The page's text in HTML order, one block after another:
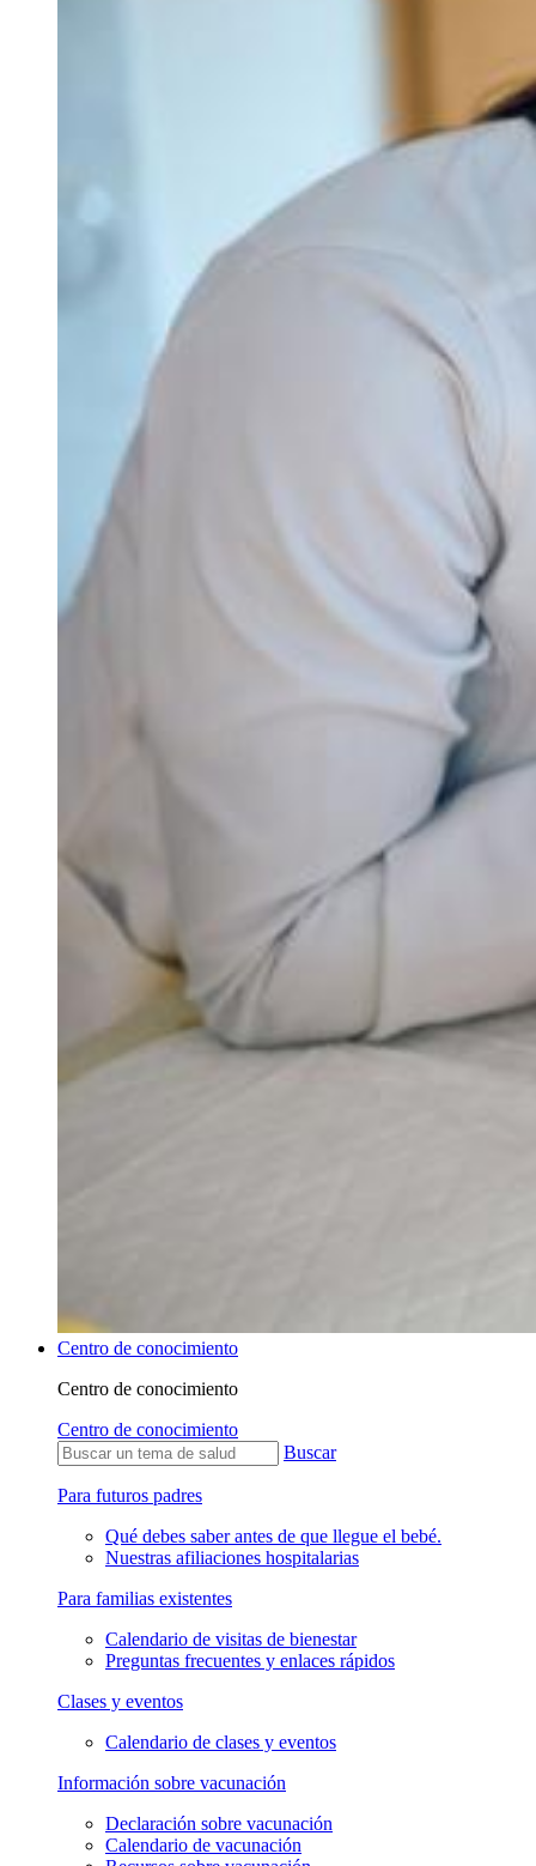
Centro de conocimiento
Centro de conocimiento
Centro de conocimiento
Buscar
Para futuros padres
Qué debes saber antes de que llegue el bebé.
Nuestras afiliaciones hospitalarias
Para familias existentes
Calendario de visitas de bienestar
Preguntas frecuentes y enlaces rápidos
Clases y eventos
Calendario de clases y eventos
Información sobre vacunación
Declaración sobre vacunación
Calendario de vacunación